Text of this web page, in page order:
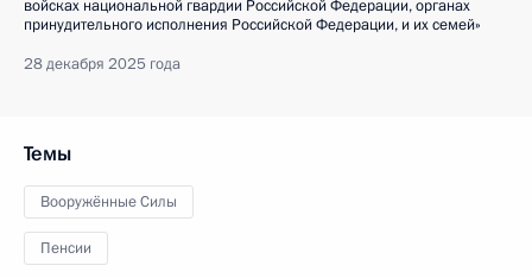
войсках национальной гвардии Российской Федерации, органах
принудительного исполнения Российской Федерации, и их семей»
28 декабря 2025 года
Темы
Вооружённые Силы
Пенсии